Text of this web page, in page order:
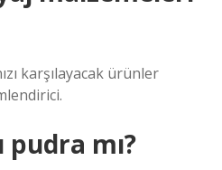
karşılayacak ürünler
pudra mı?